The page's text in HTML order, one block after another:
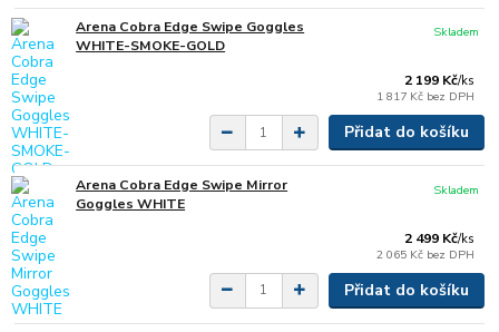
Arena Cobra Edge Swipe Goggles
WHITE-SMOKE-GOLD
2 199 Kč/ks
1 817 Kč bez DPH
Skladem
Přidat do košíku
Arena Cobra Edge Swipe Mirror
Goggles WHITE
2 499 Kč/ks
2 065 Kč bez DPH
Skladem
Přidat do košíku